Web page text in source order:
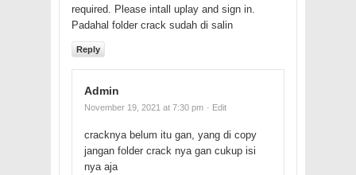
required. Please intall uplay and sign in.
Padahal folder crack sudah di salin
Reply
Admin
November 19, 2021 at 7:30 pm · Edit
cracknya belum itu gan, yang di copy
jangan folder crack nya gan cukup isi
nya aja